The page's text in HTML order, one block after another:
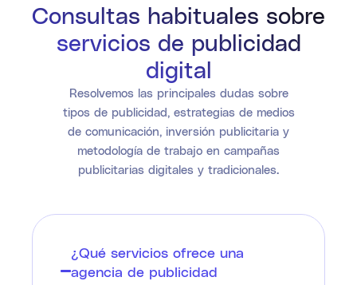
Consultas habituales sobre
servicios de publicidad
digital
Resolvemos las principales dudas sobre
tipos de publicidad, estrategias de medios
de comunicación, inversión publicitaria y
metodología de trabajo en campañas
publicitarias digitales y tradicionales.
¿Qué servicios ofrece una
agencia de publicidad